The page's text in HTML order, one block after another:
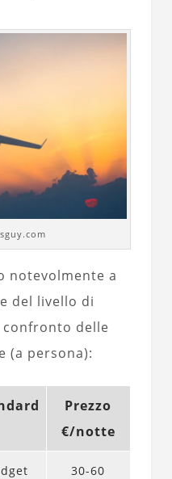
notevolmente a
del livello di
delle
(a persona):
Prezzo
€/notte
30-60